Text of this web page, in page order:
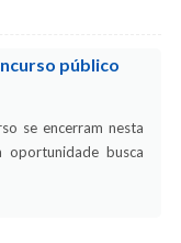
público
se encerram nesta
busca